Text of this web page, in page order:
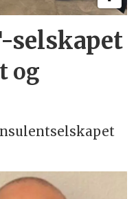
selskapet
og